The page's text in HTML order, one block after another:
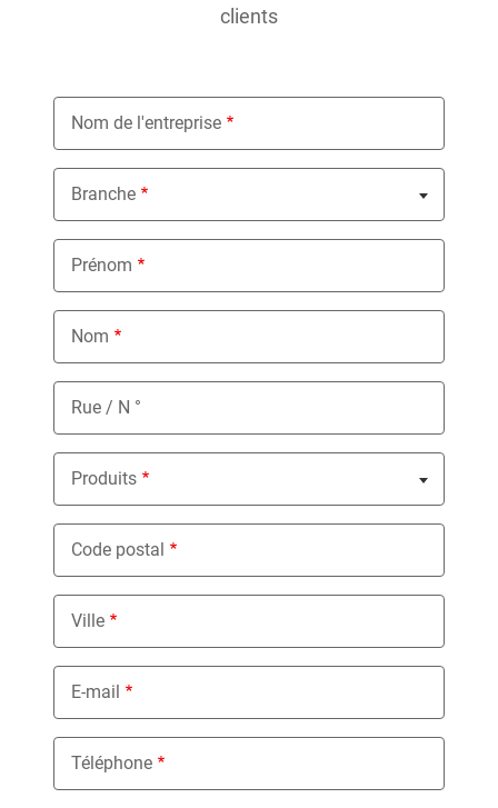
clients
Nom de l'entreprise
Branche
Nothing selected
Prénom
Nom
Rue / N °
Produits
Nothing selected
Code postal
Ville
E-mail
Téléphone